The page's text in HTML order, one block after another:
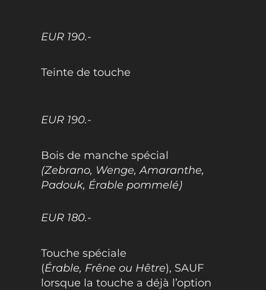
EUR 190.-
Teinte de touche
EUR 190.-
Bois de manche spécial
(Zebrano, Wenge, Amaranthe,
Padouk, Érable pommelé)
EUR 180.-
Touche spéciale
(Érable, Frêne ou Hêtre), SAUF
lorsque la touche a déjà l’option